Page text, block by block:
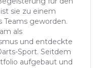
sie zu einem
Teams geworden.
als
und entdeckte
Sport. Seitdem
aufgebaut und